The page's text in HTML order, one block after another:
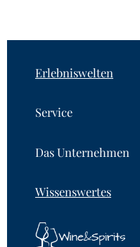
Erlebniswelten
Service
Das Unternehmen
Wissenswertes